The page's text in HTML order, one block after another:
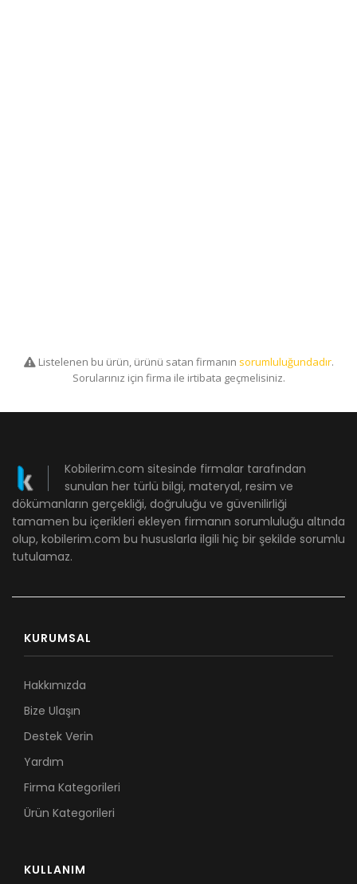
Listelenen bu ürün, ürünü satan firmanın sorumluluğundadır.
Sorularınız için firma ile irtibata geçmelisiniz.
Kobilerim.com sitesinde firmalar tarafından
sunulan her türlü bilgi, materyal, resim ve
dökümanların gerçekliği, doğruluğu ve güvenilirliği
tamamen bu içerikleri ekleyen firmanın sorumluluğu altında
olup, kobilerim.com bu hususlarla ilgili hiç bir şekilde sorumlu
tutulamaz.
KURUMSAL
Hakkımızda
Bize Ulaşın
Destek Verin
Yardım
Firma Kategorileri
Ürün Kategorileri
KULLANIM